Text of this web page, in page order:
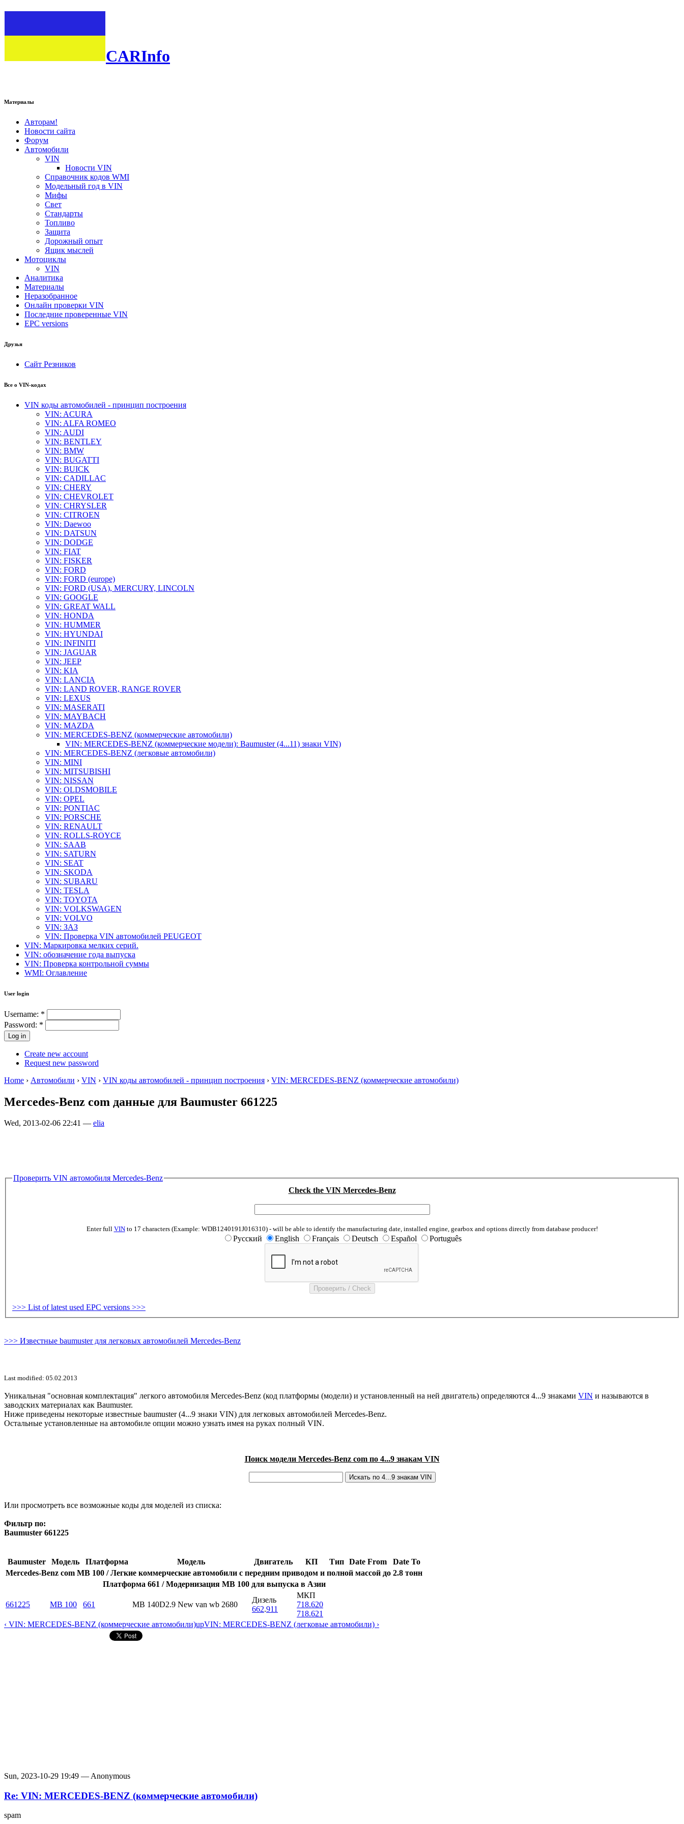
CARInfo
Материалы
Авторам!
Новости сайта
Форум
Автомобили
VIN
Новости VIN
Справочник кодов WMI
Модельный год в VIN
Мифы
Свет
Стандарты
Топливо
Защита
Дорожный опыт
Ящик мыслей
Мотоциклы
VIN
Аналитика
Материалы
Неразобранное
Онлайн проверки VIN
Последние проверенные VIN
EPC versions
Друзья
Сайт Резников
Все о VIN-кодах
VIN коды автомобилей - принцип построения
VIN: ACURA
VIN: ALFA ROMEO
VIN: AUDI
VIN: BENTLEY
VIN: BMW
VIN: BUGATTI
VIN: BUICK
VIN: CADILLAC
VIN: CHERY
VIN: CHEVROLET
VIN: CHRYSLER
VIN: CITROEN
VIN: Daewoo
VIN: DATSUN
VIN: DODGE
VIN: FIAT
VIN: FISKER
VIN: FORD
VIN: FORD (europe)
VIN: FORD (USA), MERCURY, LINCOLN
VIN: GOOGLE
VIN: GREAT WALL
VIN: HONDA
VIN: HUMMER
VIN: HYUNDAI
VIN: INFINITI
VIN: JAGUAR
VIN: JEEP
VIN: KIA
VIN: LANCIA
VIN: LAND ROVER, RANGE ROVER
VIN: LEXUS
VIN: MASERATI
VIN: MAYBACH
VIN: MAZDA
VIN: MERCEDES-BENZ (коммерческие автомобили)
VIN: MERCEDES-BENZ (коммерческие модели): Baumuster (4...11) знаки VIN)
VIN: MERCEDES-BENZ (легковые автомобили)
VIN: MINI
VIN: MITSUBISHI
VIN: NISSAN
VIN: OLDSMOBILE
VIN: OPEL
VIN: PONTIAC
VIN: PORSCHE
VIN: RENAULT
VIN: ROLLS-ROYCE
VIN: SAAB
VIN: SATURN
VIN: SEAT
VIN: SKODA
VIN: SUBARU
VIN: TESLA
VIN: TOYOTA
VIN: VOLKSWAGEN
VIN: VOLVO
VIN: ЗАЗ
VIN: Проверка VIN автомобилей PEUGEOT
VIN: Маркировка мелких серий.
VIN: обозначение года выпуска
VIN: Проверка контрольной суммы
WMI: Оглавление
User login
Username: *
Password: *
Create new account
Request new password
Home › Автомобили › VIN › VIN коды автомобилей - принцип построения › VIN: MERCEDES-BENZ (коммерческие автомобили)
Mercedes-Benz com данные для Baumuster 661225
Wed, 2013-02-06 22:41 — elia
Проверить VIN автомобиля Mercedes-Benz
Check the VIN Mercedes-Benz
Enter full VINto 17 characters (Example: WDB1240191J016310) - will be able to identify the manufacturing date, installed engine, gearbox and options directly from database producer!
Русский English Français Deutsch Español Português
>>> List of latest used EPC versions >>>
>>> Известные baumuster для легковых автомобилей Mercedes-Benz
Last modified: 05.02.2013
Уникальная "основная комплектация" легкого автомобиля Mercedes-Benz (код платформы (модели) и установленный на ней двигатель) определяются 4...9 знаками VIN и называются в
заводских материалах как Baumuster.
Ниже приведены некоторые известные baumuster (4...9 знаки VIN) для легковых автомобилей Mercedes-Benz.
Остальные установленные на автомобиле опции можно узнать имея на руках полный VIN.
Поиск модели Mercedes-Benz com по 4...9 знакам VIN
Или просмотреть все возможные коды для моделей из списка:
Фильтр по:
Baumuster 661225
Baumuster Модель Платформа Модель Двигатель КП Тип Date From
Date To
Mercedes-Benz com MB 100 / Легкие коммерческие автомобили с передним приводом и полной массой до 2.8 тонн
Платформа 661 / Модернизация MB 100 для выпуска в Азии
661225 MB 100 661 MB 140D2.9 New van wb 2680
Дизель
662.911
МКП
718.620
718.621
‹ VIN: MERCEDES-BENZ (коммерческие автомобили)upVIN: MERCEDES-BENZ (легковые автомобили) ›
Sun, 2023-10-29 19:49 — Anonymous
Re: VIN: MERCEDES-BENZ (коммерческие автомобили)
spam